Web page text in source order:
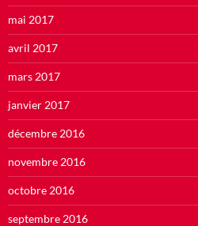
mai 2017
avril 2017
mars 2017
janvier 2017
décembre 2016
novembre 2016
octobre 2016
septembre 2016